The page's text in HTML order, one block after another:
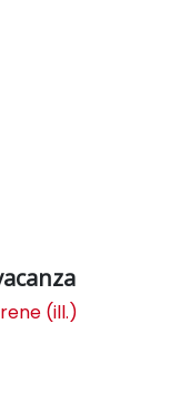
(ill.)